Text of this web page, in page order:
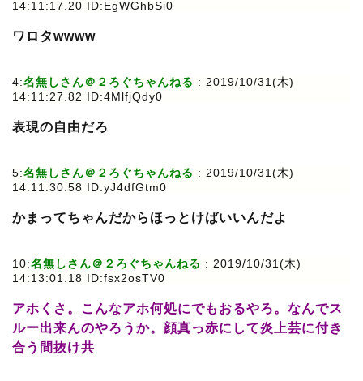
14:11:17.20 ID:EgWGhbSi0
ワロタwwww
4:名無しさん＠２ろぐちゃんねる : 2019/10/31(木)
14:11:27.82 ID:4MlfjQdy0
表現の自由だろ
5:名無しさん＠２ろぐちゃんねる : 2019/10/31(木)
14:11:30.58 ID:yJ4dfGtm0
かまってちゃんだからほっとけばいいんだよ
10:名無しさん＠２ろぐちゃんねる : 2019/10/31(木)
14:13:01.18 ID:fsx2osTV0
アホくさ。こんなアホ何処にでもおるやろ。なんでス
ルー出来んのやろうか。顔真っ赤にして炎上芸に付き
合う間抜け共